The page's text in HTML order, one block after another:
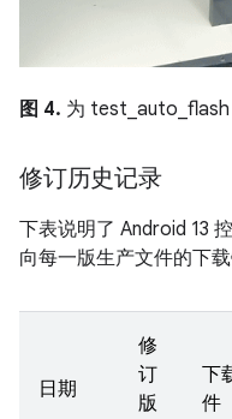
图 4. 为
修订历史记录
下表说明了 Android 13
向每一版生产文件的下载
日期
修
订
版
下
件